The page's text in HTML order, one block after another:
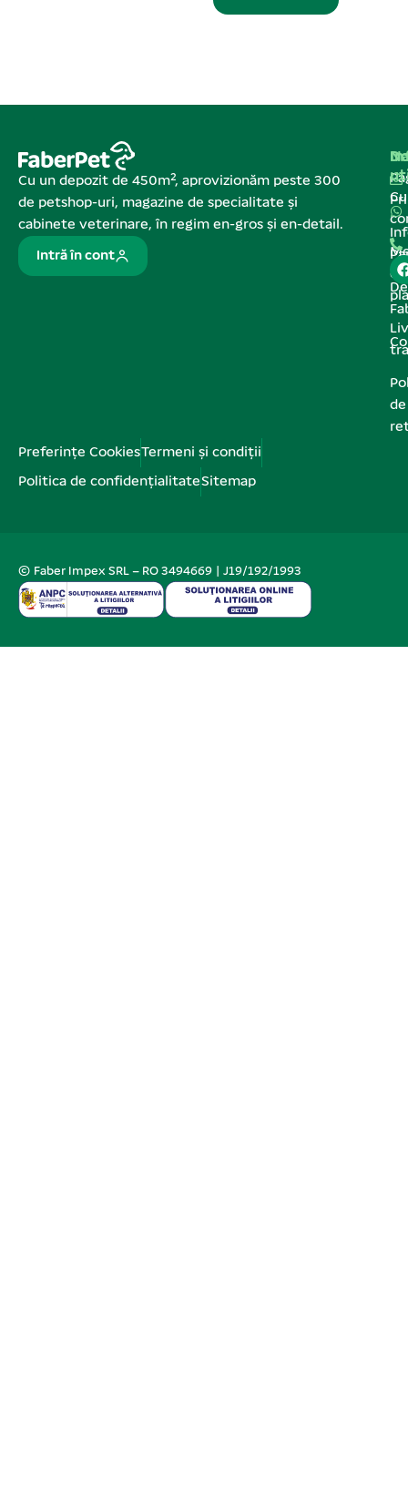
Cu un depozit de 450m², aprovizionăm peste 300
de petshop-uri, magazine de specialitate și
cabinete veterinare, în regim en-gros și en-detail.
Intră în cont
de
de
Preferințe CookiesTermeni și condiții
Politica de confidențialitateSitemap
© Faber Impex SRL – RO 3494669 | J19/192/1993